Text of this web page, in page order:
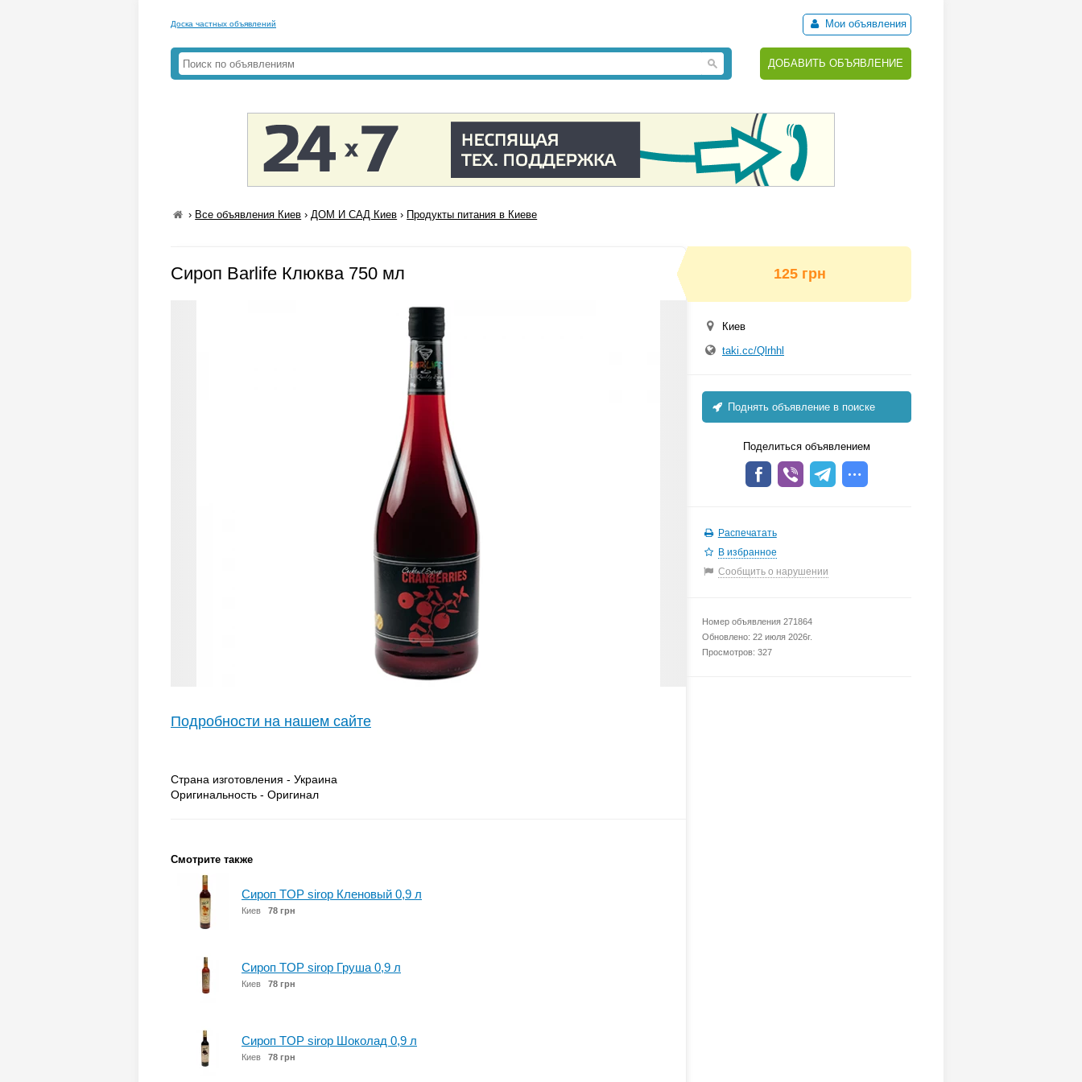
Доска частных объявлений Мои объявления
ДОБАВИТЬ ОБЪЯВЛЕНИЕ
› Все объявления Киев ›ДОМ И САД Киев › Продукты питания в Киеве
Сироп Barlife Клюква 750 мл
Подробности на нашем сайте
Страна изготовления - Украина
Оригинальность - Оригинал
Смотрите также
Сироп TOP sirop Кленовый 0,9 л
Киев 78 грн
Сироп TOP sirop Груша 0,9 л
Киев 78 грн
Сироп TOP sirop Шоколад 0,9 л
Киев 78 грн
125 грн
Киев
taki.cc/Qlrhhl
Поднять объявление в поиске
Поделиться объявлением
Распечатать
В избранное
Сообщить о нарушении
Номер объявления 271864
Обновлено: 22 июля 2026г.
Просмотров: 327